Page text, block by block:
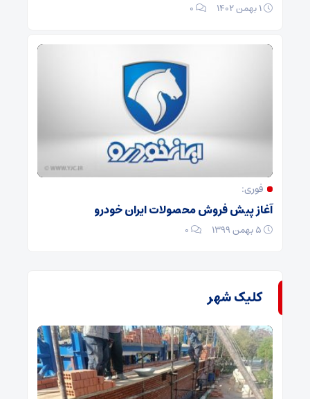
۰
فوری:
آغاز پیش فروش محصولات ایران خودرو
۰
کلیک شهر